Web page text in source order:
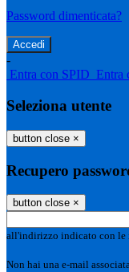
Password dimenticata?
-
Entra con SPID Entra
Seleziona utente
button close ×
Recupero
button close ×
all'indirizzo indicato con le
Non hai una e-mail